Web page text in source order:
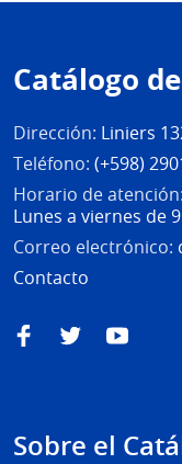
de
página
Catálogo
Dirección: Liniers
Teléfono: (+598)
Horario de atención:
Lunes a viernes de
Correo electrónico:
Contacto
FacebookTwitterYouTube
Sobre el